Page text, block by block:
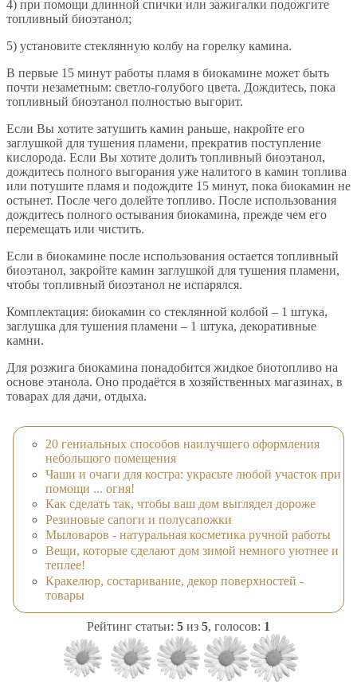
4) при помощи длинной спички или зажигалки подожгите
топливный биоэтанол;
5) установите стеклянную колбу на горелку камина.
В первые 15 минут работы пламя в биокамине может быть
почти незаметным: светло-голубого цвета. Дождитесь, пока
топливный биоэтанол полностью выгорит.
Если Вы хотите затушить камин раньше, накройте его
заглушкой для тушения пламени, прекратив поступление
кислорода. Если Вы хотите долить топливный биоэтанол,
дождитесь полного выгорания уже налитого в камин топлива
или потушите пламя и подождите 15 минут, пока биокамин не
остынет. После чего долейте топливо. После использования
дождитесь полного остывания биокамина, прежде чем его
перемещать или чистить.
Если в биокамине после использования остается топливный
биоэтанол, закройте камин заглушкой для тушения пламени,
чтобы топливный биоэтанол не испарялся.
Комплектация: биокамин со стеклянной колбой – 1 штука,
заглушка для тушения пламени – 1 штука, декоративные
камни.
Для розжига биокамина понадобится жидкое биотопливо на
основе этанола. Оно продаётся в хозяйственных магазинах, в
товарах для дачи, отдыха.
20 гениальных способов наилучшего оформления
небольшого помещения
Чаши и очаги для костра: украсьте любой участок при
помощи ... огня!
Как сделать так, чтобы ваш дом выглядел дороже
Резиновые сапоги и полусапожки
Мыловаров - натуральная косметика ручной работы
Вещи, которые сделают дом зимой немного уютнее и
теплее!
Кракелюр, состаривание, декор поверхностей -
товары
Рейтинг статьи: 5 из 5, голосов: 1